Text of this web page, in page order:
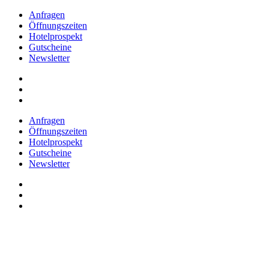
Anfragen
Öffnungszeiten
Hotelprospekt
Gutscheine
Newsletter
Anfragen
Öffnungszeiten
Hotelprospekt
Gutscheine
Newsletter